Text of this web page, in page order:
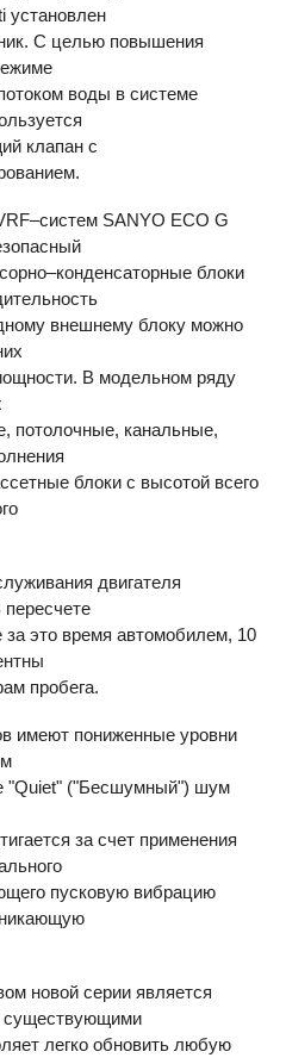
установлен
С целью повышения
воды в системе
клапан с
SANYO ECO G
блоки
внешнему блоку можно
В модельном ряду
потолочные, канальные,
блоки с высотой всего
двигателя
за это время автомобилем, 10
пробега.
имеют пониженные уровни
"Quiet" ("Бесшумный") шум
за счет применения
пусковую вибрацию
новой серии является
существующими
легко обновить любую